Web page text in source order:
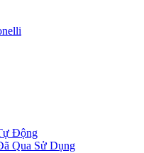
Động
Qua Sử Dụng